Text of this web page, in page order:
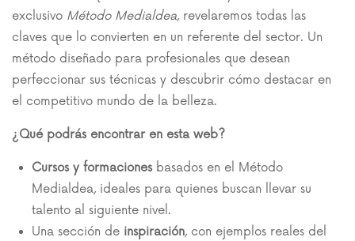
exclusivo Método Medialdea, revelaremos todas las
claves que lo convierten en un referente del sector. Un
método diseñado para profesionales que desean
perfeccionar sus técnicas y descubrir cómo destacar en
el competitivo mundo de la belleza.
¿Qué podrás encontrar en esta web?
Cursos y formacionesbasados en el Método
Medialdea, ideales para quienes buscan llevar su
talento al siguiente nivel.
Una sección de inspiración, con ejemplos reales del